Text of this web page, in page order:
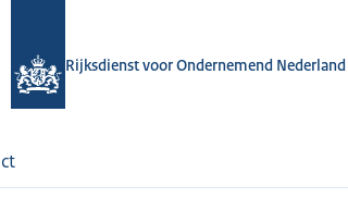
Rijksdienst voor Ondernemend Nederland